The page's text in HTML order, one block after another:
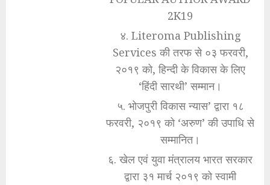
2K19
४. Literoma Publishing
Services की तरफ से ०३ फरवरी,
२०१९ को, हिन्दी के विकास के लिए
‘हिंदी सारथी’ सम्मान।
५. भोजपुरी विकास न्यास’ द्वारा १८
फरवरी, २०१९ को ‘अरुण’ की उपाधि से
सम्मानित।
६. खेल एवं युवा मंत्रालय भारत सरकार
द्वारा ३१ मार्च २०१९ को स्वामी